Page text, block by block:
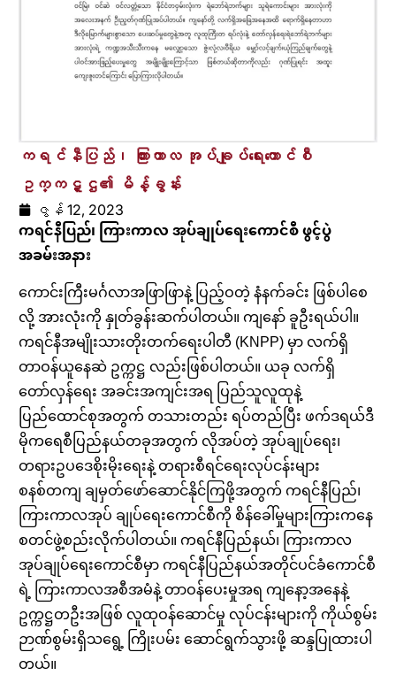
ကရင်နီပြည်၊ ကြားကာလ အုပ်ချုပ်ရေးကောင်စီ
ဥက္ကဋ္ဌ၏ မိန့်ခွန်း
ဇွန် 12, 2023
ကရင်နီပြည်၊ ကြားကာလ အုပ်ချုပ်ရေးကောင်စီ ဖွင့်ပွဲ
အခမ်းအနား
ကောင်းကြီးမင်္ဂလာအဖြာဖြာနဲ့ ပြည့်ဝတဲ့ နံနက်ခင်း ဖြစ်ပါစေ
လို့ အားလုံးကို နှုတ်ခွန်းဆက်ပါတယ်။ ကျနော် ခူဦးရယ်ပါ။
ကရင်နီအမျိုးသားတိုးတက်ရေးပါတီ (KNPP) မှာ လက်ရှိ
တာဝန်ယူနေဆဲ ဥက္ကဋ္ဌ လည်းဖြစ်ပါတယ်။ ယခု လက်ရှိ
တော်လှန်ရေး အခင်းအကျင်းအရ ပြည်သူလူထုနဲ့
ပြည်ထောင်စုအတွက် တသားတည်း ရပ်တည်ပြီး ဖက်ဒရယ်ဒီ
မိုကရေစီပြည်နယ်တခုအတွက် လိုအပ်တဲ့ အုပ်ချုပ်ရေး၊
တရားဥပဒေစိုးမိုးရေးနဲ့ တရားစီရင်ရေးလုပ်ငန်းများ
စနစ်တကျ ချမှတ်ဖော်ဆောင်နိုင်ကြဖို့အတွက် ကရင်နီပြည်၊
ကြားကာလအုပ် ချုပ်ရေးကောင်စီကို စိန်ခေါ်မှုများကြားကနေ
စတင်ဖွဲ့စည်းလိုက်ပါတယ်။ ကရင်နီပြည်နယ်၊ ကြားကာလ
အုပ်ချုပ်ရေးကောင်စီမှာ ကရင်နီပြည်နယ်အတိုင်ပင်ခံကောင်စီ
ရဲ့ ကြားကာလအစီအမံနဲ့ တာဝန်ပေးမှုအရ ကျနော့အနေနဲ့
ဥက္ကဋ္ဌတဦးအဖြစ် လူထုဝန်ဆောင်မှု လုပ်ငန်းများကို ကိုယ်စွမ်း
ဉာဏ်စွမ်းရှိသရွေ့ ကြိုးပမ်း ဆောင်ရွက်သွားဖို့ ဆန္ဒပြုထားပါ
တယ်။